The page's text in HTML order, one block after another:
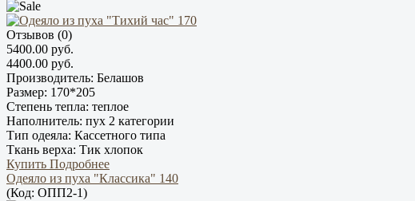
Отзывов (0)
5400.00 руб.
4400.00 руб.
Производитель: Белашов
Размер: 170*205
Степень тепла: теплое
Наполнитель: пух 2 категории
Тип одеяла: Кассетного типа
Ткань верха: Тик хлопок
Купить Подробнее
Одеяло из пуха "Классика" 140
(Код: ОПП2-1)